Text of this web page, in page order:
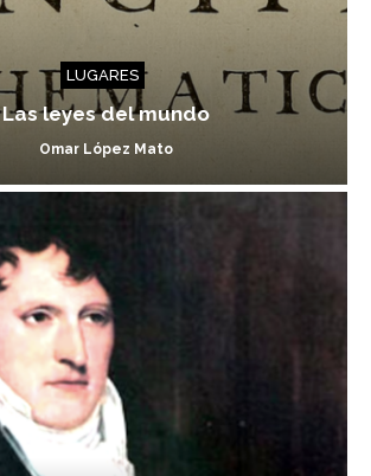
LUGARES
Las leyes del mundo
Omar López Mato